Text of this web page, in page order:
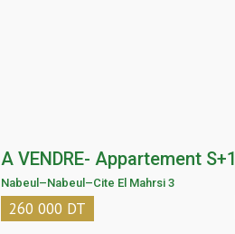
A VENDRE- Appartement S+1
Nabeul –Nabeul –Cite El Mahrsi 3
260 000 DT